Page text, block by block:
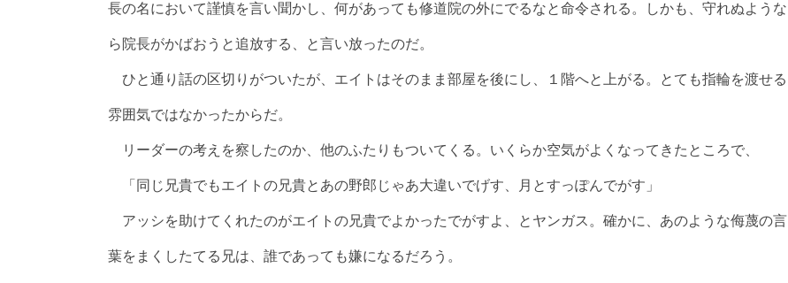
長の名において謹慎を言い聞かし、何があっても修道院の外にでるなと命令される。しかも、守れぬような
ら院長がかばおうと追放する、と言い放ったのだ。
ひと通り話の区切りがついたが、エイトはそのまま部屋を後にし、１階へと上がる。とても指輪を渡せる
雰囲気ではなかったからだ。
リーダーの考えを察したのか、他のふたりもついてくる。いくらか空気がよくなってきたところで、
「同じ兄貴でもエイトの兄貴とあの野郎じゃあ大違いでげす、月とすっぽんでがす」
アッシを助けてくれたのがエイトの兄貴でよかったでがすよ、とヤンガス。確かに、あのような侮蔑の言
葉をまくしたてる兄は、誰であっても嫌になるだろう。